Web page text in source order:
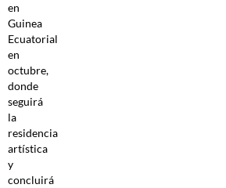
en
Guinea
Ecuatorial
en
octubre,
donde
seguirá
la
residencia
artística
y
concluirá